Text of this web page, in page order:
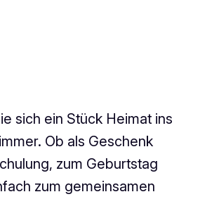
sich ein Stück Heimat ins
Ob als Geschenk
zum Geburtstag
zum gemeinsamen